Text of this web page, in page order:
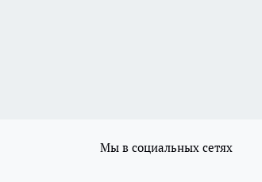
Мы в социальных сетях